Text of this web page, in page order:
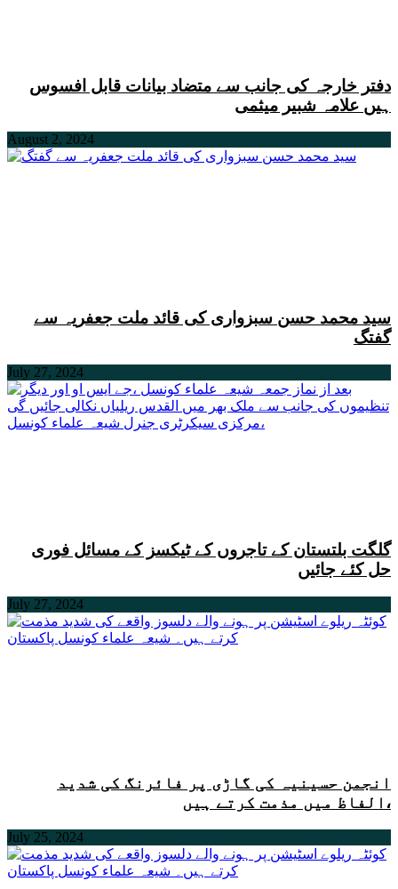
دفتر خارجہ کی جانب سے متضاد بیانات قابل افسوس
ہیں علامہ شبیر میثمی
August 2, 2024
سید محمد حسن سبزواری کی قائد ملت جعفریہ سے
گفتگ
July 27, 2024
گلگت بلتستان کے تاجروں کے ٹیکسز کے مسائل فوری
حل کئے جائیں
July 27, 2024
انجمن حسینیہ کی گاڑی پر فائرنگ کی شدید
الفاظ میں مذمت کرتے ہیں،
July 25, 2024